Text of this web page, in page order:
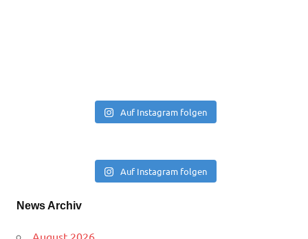
Auf Instagram folgen
Auf Instagram folgen
News Archiv